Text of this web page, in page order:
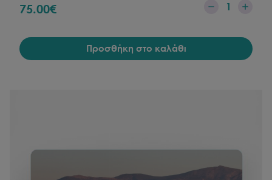
75.00€ 1
Προσθήκη στο καλάθι